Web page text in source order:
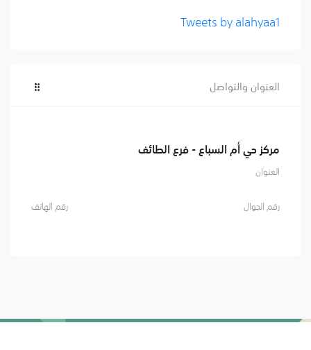
Tweets by alahyaa1
العنوان والتواصل
مركز حي أم السباع - فرع الطائف
العنوان
رقم الجوال
رقم الهاتف